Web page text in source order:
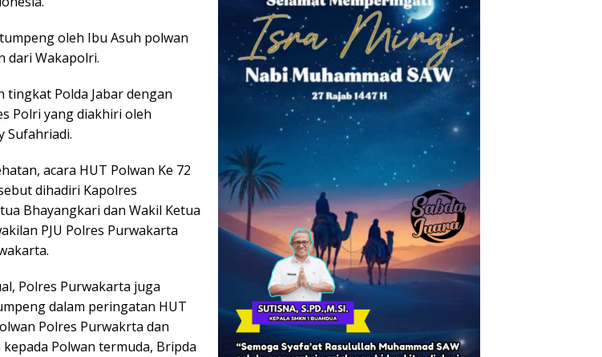
oleh Ibu Asuh polwan
dari Wakapolri.
tingkat Polda Jabar dengan
Polri yang diakhiri oleh
Sufahriadi.
acara HUT Polwan Ke 72
dihadiri Kapolres
Bhayangkari dan Wakil Ketua
PJU Polres Purwakarta
Polres Purwakarta juga
dalam peringatan HUT
Polres Purwakrta dan
Polwan termuda, Bripda